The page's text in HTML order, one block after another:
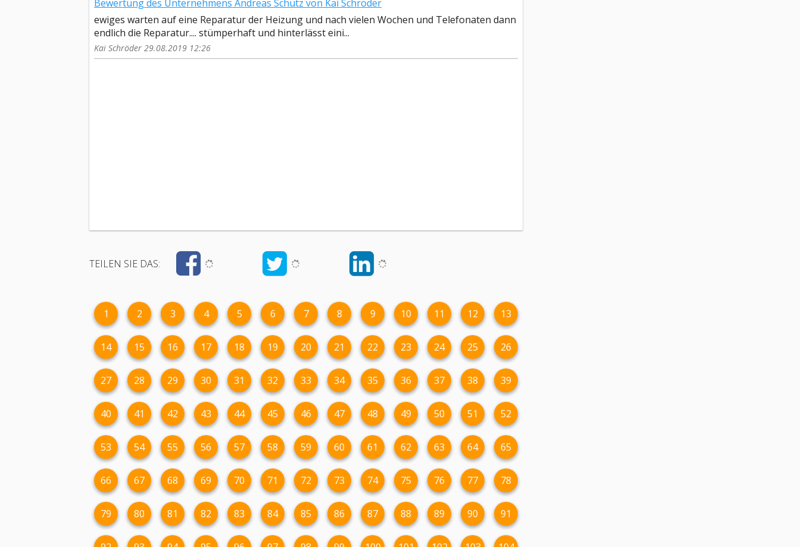
Bewertung des Unternehmens Andreas Schütz von Kai Schröder
ewiges warten auf eine Reparatur der Heizung und nach vielen Wochen und Telefonaten dann
endlich die Reparatur.... stümperhaft und hinterlässt eini...
Kai Schröder 29.08.2019 12:26
TEILEN SIE DAS:
1 2 3 4 5 6 7 8 9 10 11 12 13
14 15 16 17 18 19 20 21 22 23 24 25 26
27 28 29 30 31 32 33 34 35 36 37 38 39
40 41 42 43 44 45 46 47 48 49 50 51 52
53 54 55 56 57 58 59 60 61 62 63 64 65
66 67 68 69 70 71 72 73 74 75 76 77 78
79 80 81 82 83 84 85 86 87 88 89 90 91